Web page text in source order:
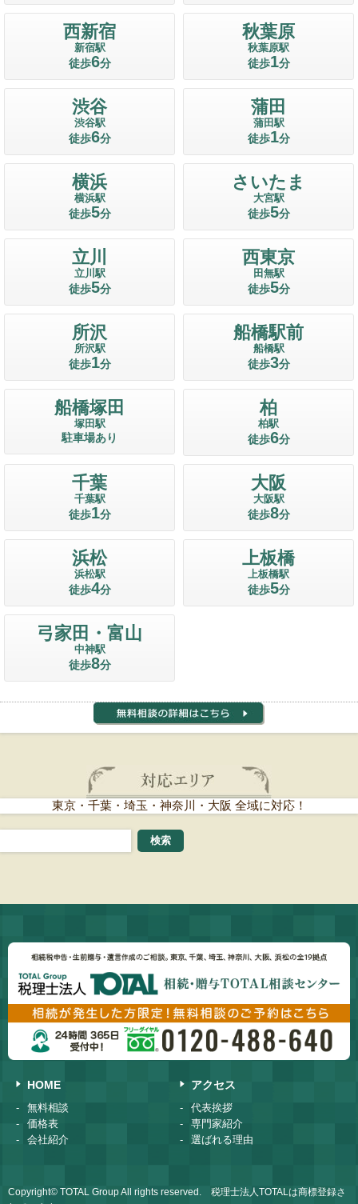
西新宿
新宿駅
徒歩6分
秋葉原
秋葉原駅
徒歩1分
渋谷
渋谷駅
徒歩6分
蒲田
蒲田駅
徒歩1分
横浜
横浜駅
徒歩5分
さいたま
大宮駅
徒歩5分
立川
立川駅
徒歩5分
西東京
田無駅
徒歩5分
所沢
所沢駅
徒歩1分
船橋駅前
船橋駅
徒歩3分
船橋塚田
塚田駅
駐車場あり
柏
柏駅
徒歩6分
千葉
千葉駅
徒歩1分
大阪
大阪駅
徒歩8分
浜松
浜松駅
徒歩4分
上板橋
上板橋駅
徒歩5分
弓家田・富山
中神駅
徒歩8分
東京・千葉・埼玉・神奈川・大阪 全域に対応！
HOME
無料相談
価格表
会社紹介
アクセス
代表挨拶
専門家紹介
選ばれる理由
Copyright© TOTAL Group All rights reserved. 税理士法人TOTALは商標登録さ